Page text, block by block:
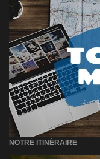
NOTRE ITINÉRAIRE